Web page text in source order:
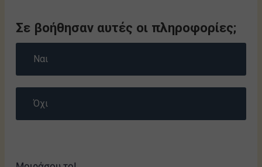
Σε βοήθησαν αυτές οι πληροφορίες;
Ναι
Όχι